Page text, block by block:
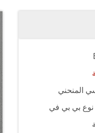
المنحني
بي بي في